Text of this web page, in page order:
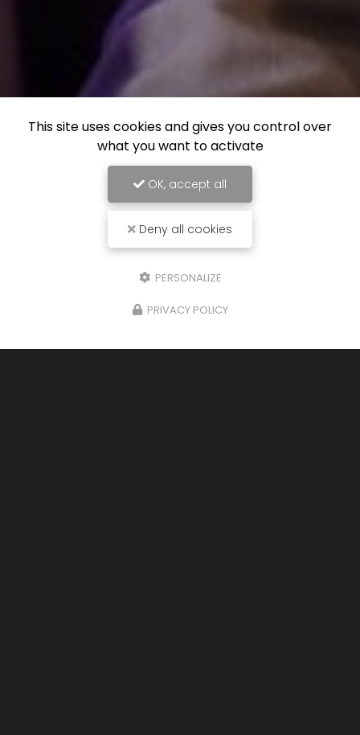
This site uses cookies and gives you control over
what you want to activate
OK, accept all
Deny all cookies
PERSONALIZE
PRIVACY POLICY